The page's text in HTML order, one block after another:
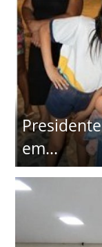
em...